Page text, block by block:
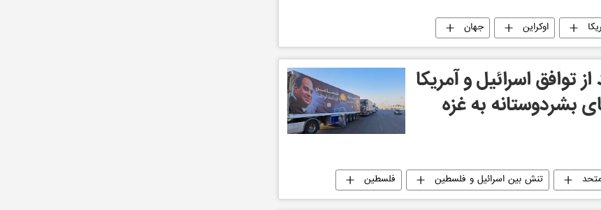
اوکراین جهان
توافق اسرائیل و آمریکا
بشردوستانه به غزه
تنش بین اسرائیل و فلسطین
فلسطین